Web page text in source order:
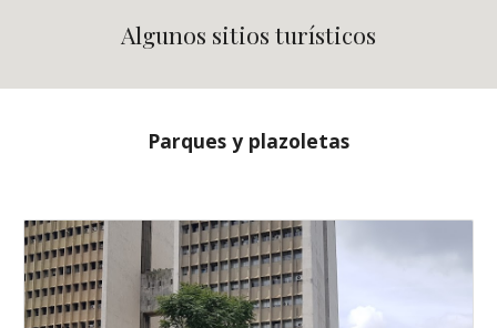
Algunos sitios turísticos
Parques y plazoletas